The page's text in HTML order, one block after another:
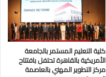
كلية التعليم المستمر بالجامعة
الأمريكية بالقاهرة تحتفل بافتتاح
مركز التطوير المهني بالعاصمة